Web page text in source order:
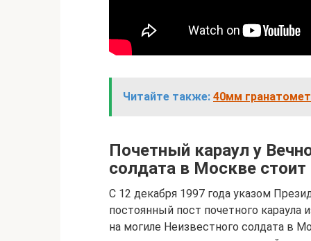
Читайте также: 40мм
Почетный караул у
солдата в Москве стоит
С 12 декабря 1997 года указом
постоянный пост почетного караула
на могиле Неизвестного солдата в